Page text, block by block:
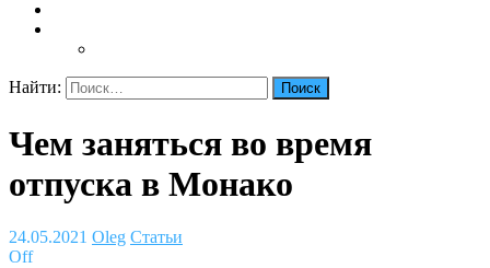
Найти:
Чем заняться во время
отпуска в Монако
24.05.2021 Oleg Статьи
Off